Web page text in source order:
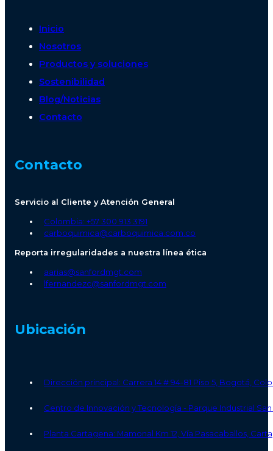
Inicio
Nosotros
Productos y soluciones
Sostenibilidad
Blog/Noticias
Contacto
Contacto
Servicio al Cliente y Atención General
Colombia: +57 300 913 3191
carboquimica@carboquimica.com.co
Reporta irregularidades a nuestra línea ética
aarias@sanfordmgt.com
lfernandezc@sanfordmgt.com
Ubicación
Dirección principal: Carrera 14 # 94-81 Piso 5, Bogotá,
Centro de Innovación y Tecnología - Parque Industrial
Planta Cartagena: Mamonal Km 12, Vía Pasacaballos,